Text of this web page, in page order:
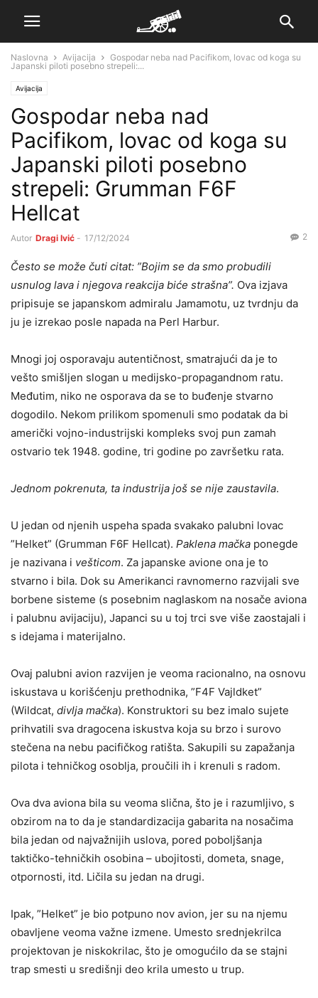
Naslovna Avijacija
Gospodar neba nad Pacifikom, lovac od koga su
Japanski piloti posebno strepeli:...
Avijacija
Gospodar neba nad
Pacifikom, lovac od koga su
Japanski piloti posebno
strepeli: Grumman F6F
Hellcat
Autor Dragi Ivić - 17/12/2024 2
Često se može čuti citat: ”Bojim se da smo probudili
usnulog lava i njegova reakcija biće strašna”. Ova izjava
pripisuje se japanskom admiralu Jamamotu, uz tvrdnju da
ju je izrekao posle napada na Perl Harbur.
Mnogi joj osporavaju autentičnost, smatrajući da je to
vešto smišljen slogan u medijsko-propagandnom ratu.
Međutim, niko ne osporava da se to buđenje stvarno
dogodilo. Nekom prilikom spomenuli smo podatak da bi
američki vojno-industrijski kompleks svoj pun zamah
ostvario tek 1948. godine, tri godine po završetku rata.
Jednom pokrenuta, ta industrija još se nije zaustavila.
U jedan od njenih uspeha spada svakako palubni lovac
”Helket” (Grumman F6F Hellcat). Paklena mačka ponegde
je nazivana i vešticom. Za japanske avione ona je to
stvarno i bila. Dok su Amerikanci ravnomerno razvijali sve
borbene sisteme (s posebnim naglaskom na nosače aviona
i palubnu avijaciju), Japanci su u toj trci sve više zaostajali i
s idejama i materijalno.
Ovaj palubni avion razvijen je veoma racionalno, na osnovu
iskustava u korišćenju prethodnika, ”F4F Vajldket”
(Wildcat, divlja mačka). Konstruktori su bez imalo sujete
prihvatili sva dragocena iskustva koja su brzo i surovo
stečena na nebu pacifičkog ratišta. Sakupili su zapažanja
pilota i tehničkog osoblja, proučili ih i krenuli s radom.
Ova dva aviona bila su veoma slična, što je i razumljivo, s
obzirom na to da je standardizacija gabarita na nosačima
bila jedan od najvažnijih uslova, pored poboljšanja
taktičko-tehničkih osobina – ubojitosti, dometa, snage,
otpornosti, itd. Ličila su jedan na drugi.
Ipak, ”Helket” je bio potpuno nov avion, jer su na njemu
obavljene veoma važne izmene. Umesto srednjekrilca
projektovan je niskokrilac, što je omogućilo da se stajni
trap smesti u središnji deo krila umesto u trup.